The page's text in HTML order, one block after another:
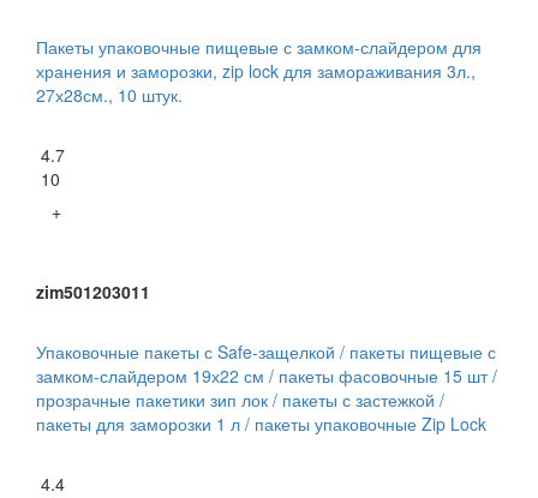
Пакеты упаковочные пищевые с замком-слайдером для
хранения и заморозки, zip lock для замораживания 3л.,
27х28см., 10 штук.
4.7
10
+
zim501203011
Упаковочные пакеты с Safe-защелкой / пакеты пищевые с
замком-слайдером 19х22 см / пакеты фасовочные 15 шт /
прозрачные пакетики зип лок / пакеты с застежкой /
пакеты для заморозки 1 л / пакеты упаковочные Zip Lock
4.4